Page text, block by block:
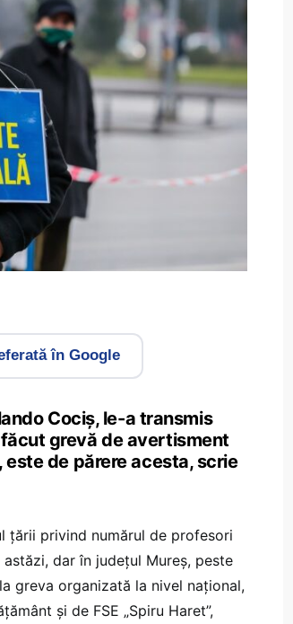
în Google
Cociş, le-a transmis
grevă de avertisment
de părere acesta, scrie
țării privind numărul de profesori
dar în județul Mureș, peste
greva organizată la nivel naţional,
şi de FSE „Spiru Haret”,